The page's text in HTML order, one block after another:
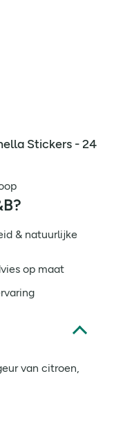
Stickers - 24
& natuurlijke
op maat
van citroen,